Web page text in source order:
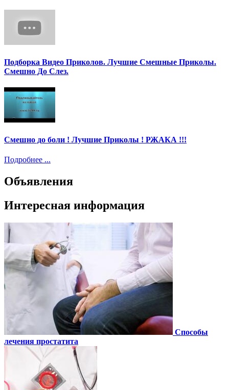
Подборка Видео Приколов. Лучшие Смешные Приколы.
Смешно До Слез.
Смешно до боли ! Лучшие Приколы ! РЖАКА !!!
Подробнее ...
Объявления
Интересная информация
Способы
лечения простатита